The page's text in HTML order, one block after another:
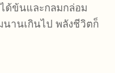
ด้ข้นและกลมกล่อม
านเกินไป พลังชีวิตก็